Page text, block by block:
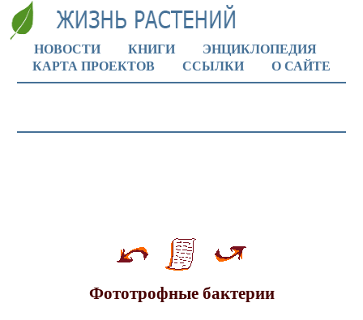
НОВОСТИ КНИГИ
ЭНЦИКЛОПЕДИЯ
КАРТА ПРОЕКТОВ
ССЫЛКИ О САЙТЕ
Фототрофные бактерии